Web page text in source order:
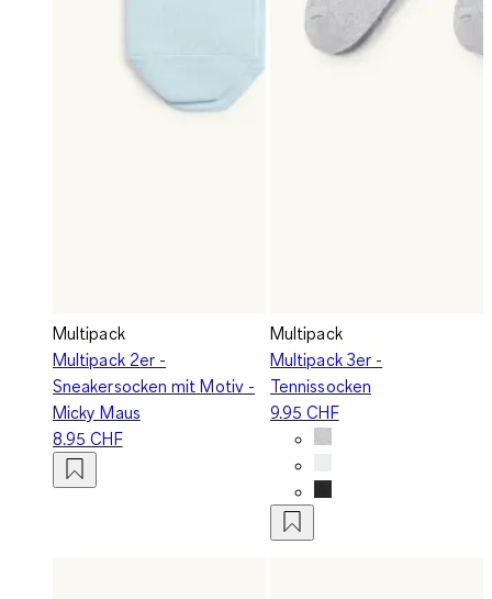
Multipack
Multipack 2er -
Sneakersocken mit Motiv -
Micky Maus
8.95 CHF
Multipack
Multipack 3er -
Tennissocken
9.95 CHF